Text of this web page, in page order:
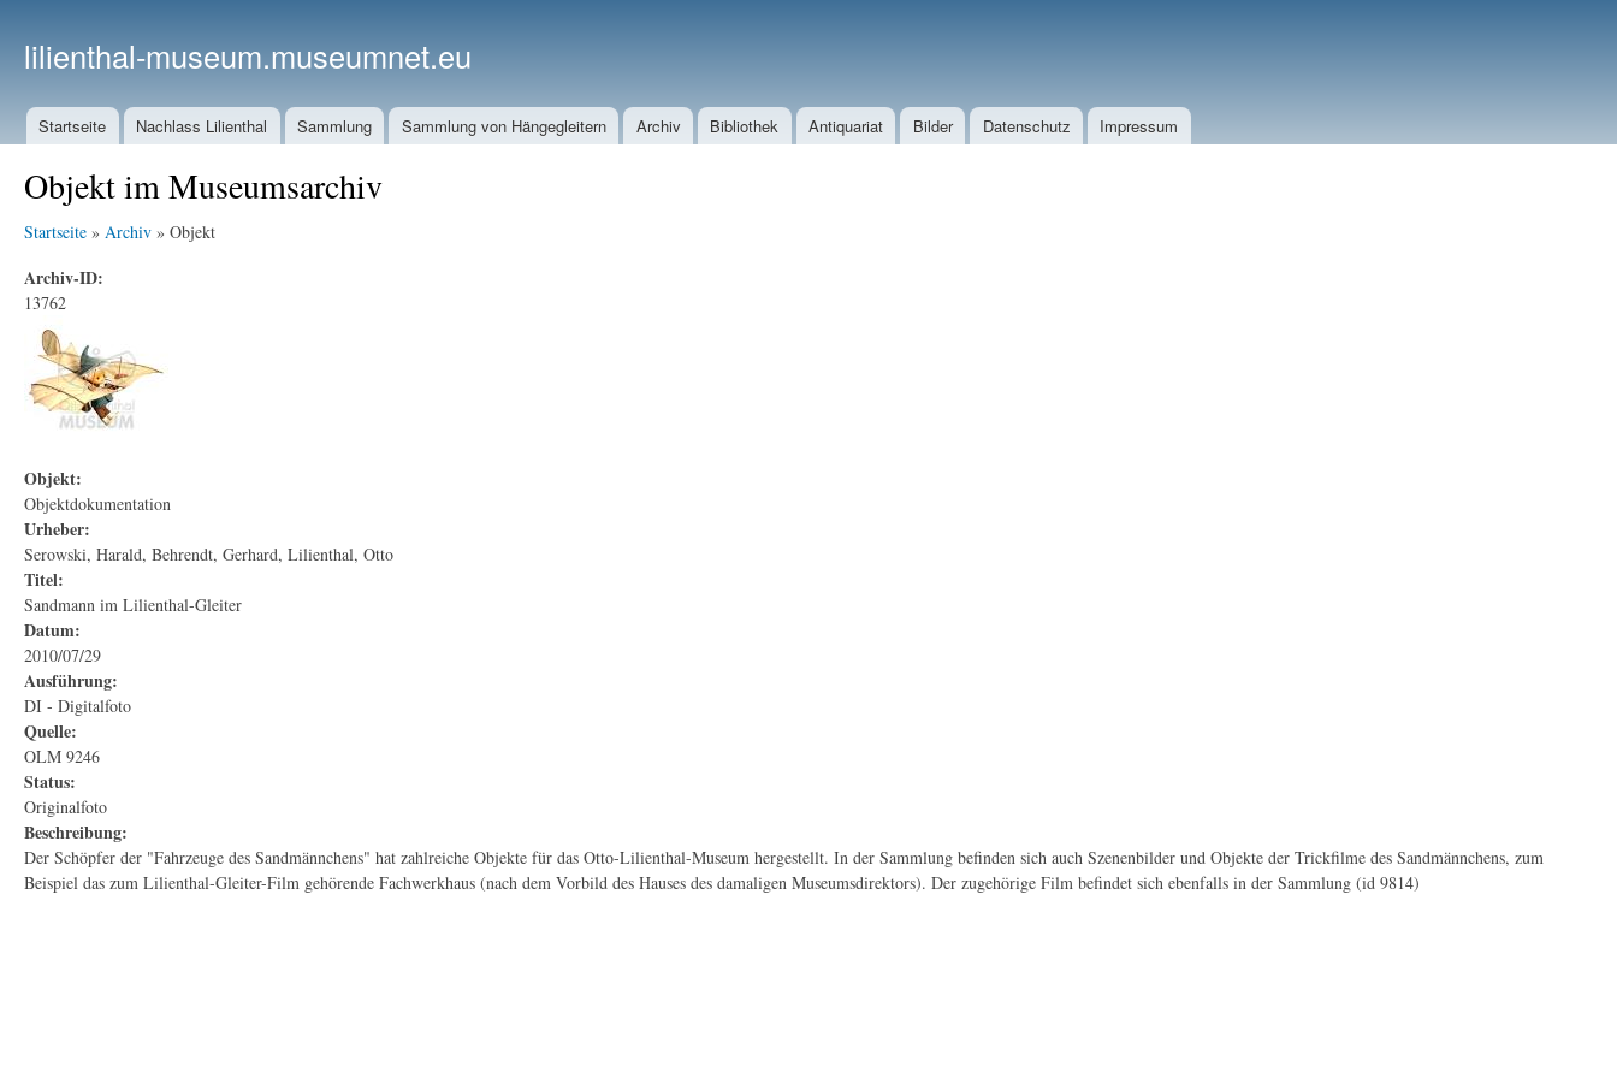
lilienthal-museum.museumnet.eu
Startseite Nachlass Lilienthal Sammlung Sammlung von Hängegleitern Archiv Bibliothek Antiquariat Bilder Datenschutz Impressum
Objekt im Museumsarchiv
Startseite » Archiv » Objekt
Archiv-ID:
13762
Objekt:
Objektdokumentation
Urheber:
Serowski, Harald, Behrendt, Gerhard, Lilienthal, Otto
Titel:
Sandmann im Lilienthal-Gleiter
Datum:
2010/07/29
Ausführung:
DI - Digitalfoto
Quelle:
OLM 9246
Status:
Originalfoto
Beschreibung:
Der Schöpfer der "Fahrzeuge des Sandmännchens" hat zahlreiche Objekte für das Otto-Lilienthal-Museum hergestellt. In der Sammlung befinden sich auch Szenenbilder und Objekte der Trickfilme des Sandmännchens, zum
Beispiel das zum Lilienthal-Gleiter-Film gehörende Fachwerkhaus (nach dem Vorbild des Hauses des damaligen Museumsdirektors). Der zugehörige Film befindet sich ebenfalls in der Sammlung (id 9814)